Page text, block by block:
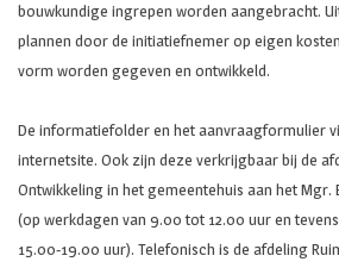
bouwkundige ingrepen worden aangebracht.
plannen door de initiatiefnemer op eigen
vorm worden gegeven en ontwikkeld.
De informatiefolder en het aanvraagformulier
internetsite. Ook zijn deze verkrijgbaar bij de
Ontwikkeling in het gemeentehuis aan het Mgr.
(op werkdagen van 9.00 tot 12.00 uur en
15.00-19.00 uur). Telefonisch is de afdeling